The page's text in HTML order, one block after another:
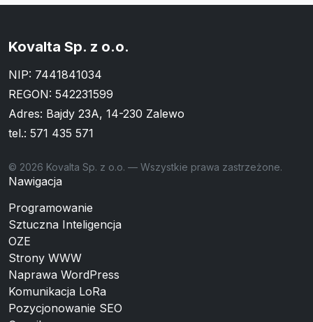
Kovalta Sp. z o.o.
NIP: 7441841034
REGON: 542231599
Adres: Bajdy 23A, 14-230 Zalewo
tel.: 571 435 571
© 2026 Kovalta Sp. z o.o. — Wszystkie prawa zastrzeżone.
Nawigacja
Programowanie
Sztuczna Inteligencja
OZE
Strony WWW
Naprawa WordPress
Komunikacja LoRa
Pozycjonowanie SEO